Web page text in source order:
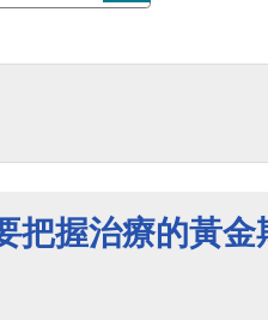
把握治療的黃金